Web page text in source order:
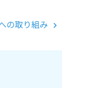
の取り組み